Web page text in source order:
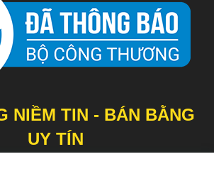
NIỀM TIN - BÁN BẰNG
UY TÍN